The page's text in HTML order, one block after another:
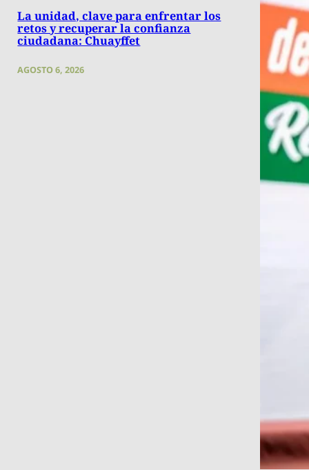
La unidad, clave para enfrentar los
retos y recuperar la confianza
ciudadana: Chuayffet
AGOSTO 6, 2026